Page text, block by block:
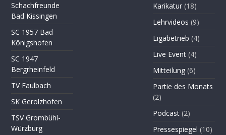
Schachfreunde
Bad Kissingen
SC 1957 Bad
Königshofen
SC 1947
Bergrheinfeld
TV Faulbach
SK Gerolzhofen
TSV Grombühl-
Würzburg
Karikatur (18)
Lehrvideos (9)
Ligabetrieb (4)
Live Event (4)
Mitteilung (6)
Partie des Monats
(2)
Podcast (2)
Pressespiegel (10)